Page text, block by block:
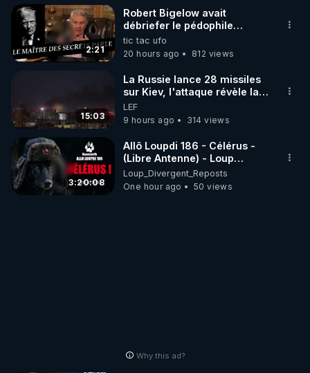
2:21
Robert Bigelow avait
débriefer le pédophile
génocidaire de donald j
trump
tic tac ufo
20 hours ago
812 views
15:03
La Russie lance 28 missiles
sur Kiev, l'attaque révèle la
faiblesse de Kiev
LEF
9 hours ago
314 views
3:20:08
Allô Loupdi 186 - Célérus -
(Libre Antenne) - Loup
Divergent 2026.08.06
Loup_Divergent_Reposts
One hour ago
50 views
Why this ad?